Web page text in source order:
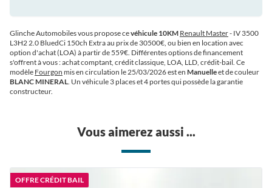
Glinche Automobiles vous propose cevéhicule 10KM Renault Master- IV 3500
L3H2 2.0 BluedCi 150ch Extra au prix de 30500€, ou bien en location avec
option d'achat (LOA) à partir de 559€. Différentes options de financement
s'offrent à vous : achat comptant, crédit classique, LOA, LLD, crédit-bail. Ce
modèle Fourgon mis en circulation le 25/03/2026 est en Manuelleet de couleur
BLANC MINERAL. Un véhicule 3 places et 4 portes qui possède la garantie
constructeur.
Vous aimerez aussi ...
OFFRE CRÉDIT BAIL